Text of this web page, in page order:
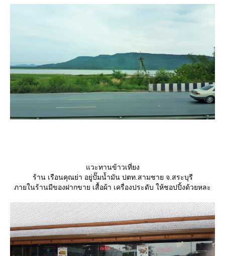
วะทานข้าวเที่ยง
ร้าน เรือนคุณย่า อยู่ปั๊มน้ำมัน ปตท.สามชาย จ.สระบุรี
ภายในร้านมีของฝากขาย เสื้อผ้า เครื่องประดับ ให้ชอปปิ้งด้วยหละ